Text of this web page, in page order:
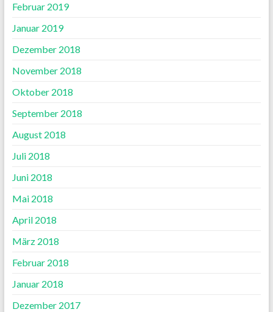
Februar 2019
Januar 2019
Dezember 2018
November 2018
Oktober 2018
September 2018
August 2018
Juli 2018
Juni 2018
Mai 2018
April 2018
März 2018
Februar 2018
Januar 2018
Dezember 2017